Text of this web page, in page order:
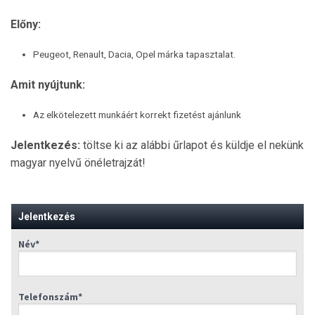
Előny:
Peugeot, Renault, Dacia, Opel márka tapasztalat.
Amit nyújtunk:
Az elkötelezett munkáért korrekt fizetést ajánlunk
Jelentkezés: töltse ki az alábbi űrlapot és küldje el nekünk
magyar nyelvű önéletrajzát!
Jelentkezés
Név*
Telefonszám*